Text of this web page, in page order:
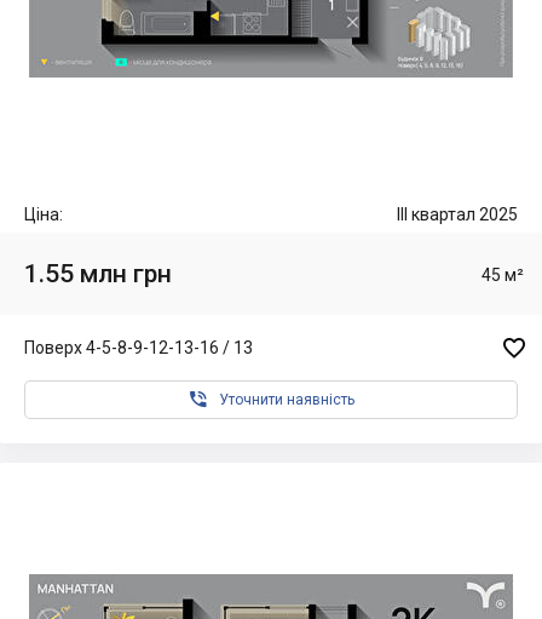
Ціна: III квартал 2025
1.55 млн грн 45 м²
Поверх 4-5-8-9-12-13-16 / 13 
 Уточнити наявність